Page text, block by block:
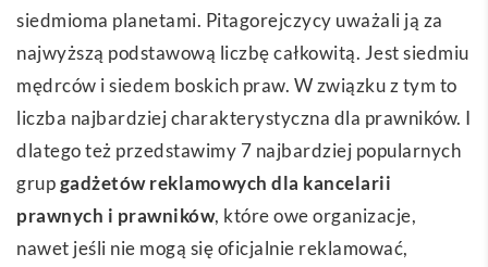
siedmioma planetami. Pitagorejczycy uważali ją za
najwyższą podstawową liczbę całkowitą. Jest siedmiu
mędrców i siedem boskich praw. W związku z tym to
liczba najbardziej charakterystyczna dla prawników. I
dlatego też przedstawimy 7 najbardziej popularnych
grupgadżetów reklamowych dla kancelarii
prawnych i prawników, które owe organizacje,
nawet jeśli nie mogą się oficjalnie reklamować,